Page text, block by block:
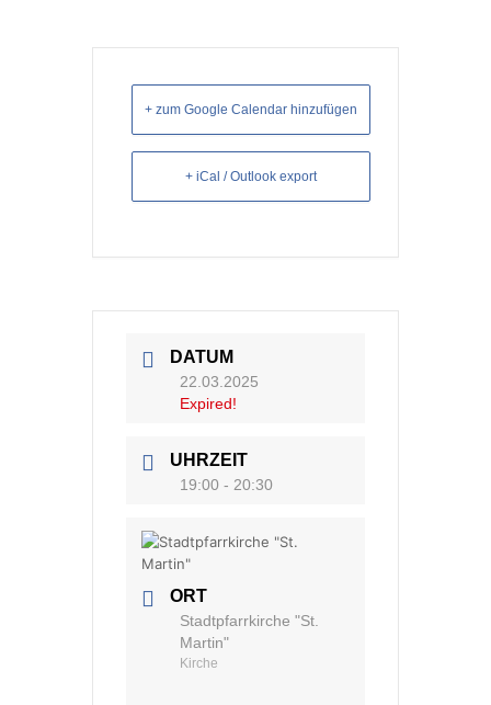
+ zum Google Calendar hinzufügen
+ iCal / Outlook export
DATUM
22.03.2025
Expired!
UHRZEIT
19:00 - 20:30
ORT
Stadtpfarrkirche "St.
Martin"
Kirche